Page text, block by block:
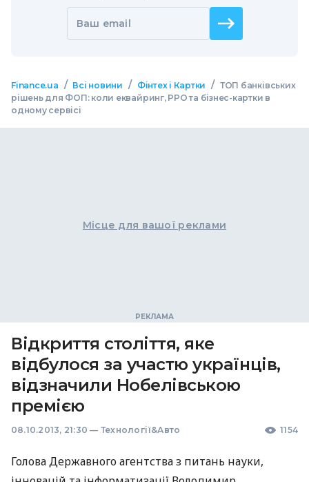
Ваш email
Finance.ua / Всі новини / Фінтех і Картки / ТОП банківських
рішень для ФОП: коли еквайринг, РРО та бізнес-картки в
одному сервісі
Місце для вашої реклами
Відкриття століття, яке
відбулося за участю українців,
відзначили Нобелівською
премією
08.10.2013, 21:30 — Технології&Авто 1154
Голова Державного агентства з питань науки,